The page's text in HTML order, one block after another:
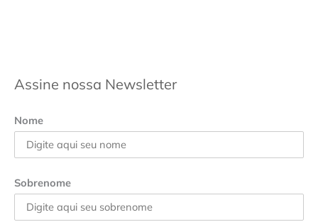
Assine nossa Newsletter
Nome
Sobrenome